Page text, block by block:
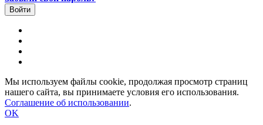
Мы используем файлы cookie, продолжая просмотр страниц
нашего сайта, вы принимаете условия его использования.
Соглашение об использовании.
OK